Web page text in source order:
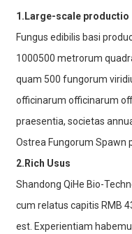
1.Large-scale productio
Fungus edibilis basi
1000500 metrorum
quam 500 fungorum
officinarum officinarum
praesentia, societas
Ostrea Fungorum Spawn
2.Rich Usus
Shandong QiHe Bio-
cum relatus capitis RMB
est. Experientiam